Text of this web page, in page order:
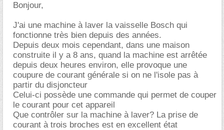
Bonjour,
J'ai une machine à laver la vaisselle Bosch qui
fonctionne très bien depuis des années.
Depuis deux mois cependant, dans une maison
construite il y a 8 ans, quand la machine est arrêtée
depuis deux heures environ, elle provoque une
coupure de courant générale si on ne l'isole pas à
partir du disjoncteur
Celui-ci possède une commande qui permet de couper
le courant pour cet appareil
Que contrôler sur la machine à laver? La prise de
courant à trois broches est en excellent état